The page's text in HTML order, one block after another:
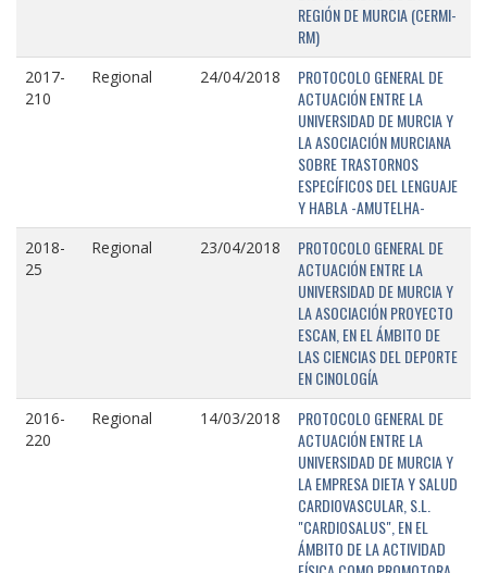
REGIÓN DE MURCIA (CERMI-
RM)
2017-
210
Regional 24/04/2018
PROTOCOLO GENERAL DE
ACTUACIÓN ENTRE LA
UNIVERSIDAD DE MURCIA Y
LA ASOCIACIÓN MURCIANA
SOBRE TRASTORNOS
ESPECÍFICOS DEL LENGUAJE
Y HABLA -AMUTELHA-
2018-
25
Regional 23/04/2018
PROTOCOLO GENERAL DE
ACTUACIÓN ENTRE LA
UNIVERSIDAD DE MURCIA Y
LA ASOCIACIÓN PROYECTO
ESCAN, EN EL ÁMBITO DE
LAS CIENCIAS DEL DEPORTE
EN CINOLOGÍA
2016-
220
Regional 14/03/2018
PROTOCOLO GENERAL DE
ACTUACIÓN ENTRE LA
UNIVERSIDAD DE MURCIA Y
LA EMPRESA DIETA Y SALUD
CARDIOVASCULAR, S.L.
"CARDIOSALUS", EN EL
ÁMBITO DE LA ACTIVIDAD